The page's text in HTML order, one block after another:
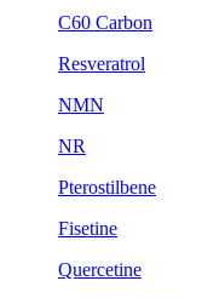
C60 Carbon
Resveratrol
NMN
NR
Pterostilbene
Fisetine
Quercetine